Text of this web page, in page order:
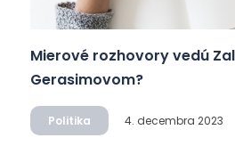
Mierové rozhovory vedú
Gerasimovom?
Politika 4. decembra 2023